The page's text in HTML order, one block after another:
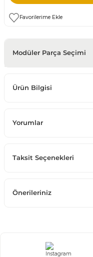
Modüler Parça Seçimi
Ürün Bilgisi
Yorumlar
Taksit Seçenekleri
Önerileriniz